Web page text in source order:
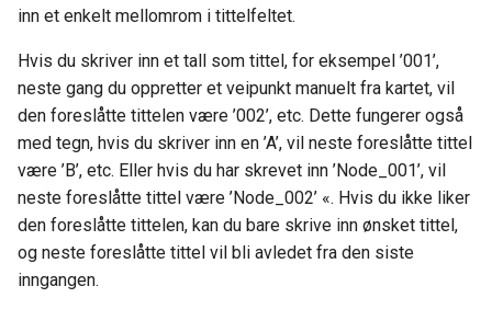
inn et enkelt mellomrom i tittelfeltet.
Hvis du skriver inn et tall som tittel, for eksempel ’001’,
neste gang du oppretter et veipunkt manuelt fra kartet, vil
den foreslåtte tittelen være ’002’, etc. Dette fungerer også
med tegn, hvis du skriver inn en ’A’, vil neste foreslåtte tittel
være ’B’, etc. Eller hvis du har skrevet inn ’Node_001’, vil
neste foreslåtte tittel være ’Node_002’ «. Hvis du ikke liker
den foreslåtte tittelen, kan du bare skrive inn ønsket tittel,
og neste foreslåtte tittel vil bli avledet fra den siste
inngangen.